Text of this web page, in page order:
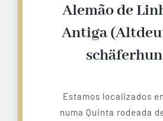
Alemão de
Antiga
Estamos localizados
numa Quinta rodeada